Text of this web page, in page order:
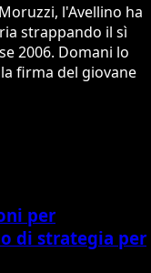
l'Avellino ha
strappando il sì
2006. Domani lo
firma del giovane
per
di strategia per